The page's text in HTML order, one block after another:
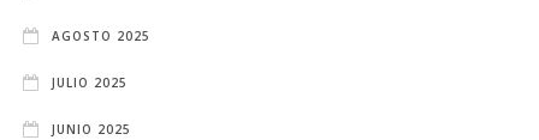
AGOSTO 2025
JULIO 2025
JUNIO 2025